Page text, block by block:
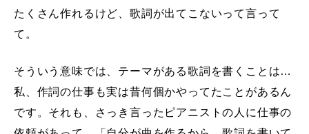
たくさん作れるけど、歌詞が出てこないって言って
て。
そういう意味では、テーマがある歌詞を書くことは…
私、作詞の仕事も実は昔何個かやってたことがあるん
です。それも、さっき言ったピアニストの人に仕事の